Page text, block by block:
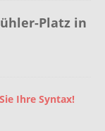
Platz in
Ihre Syntax!